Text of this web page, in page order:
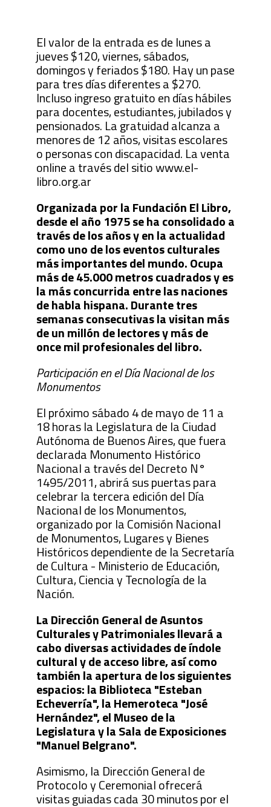
El valor de la entrada es de lunes a
jueves $120, viernes, sábados,
domingos y feriados $180. Hay un pase
para tres días diferentes a $270.
Incluso ingreso gratuito en días hábiles
para docentes, estudiantes, jubilados y
pensionados. La gratuidad alcanza a
menores de 12 años, visitas escolares
o personas con discapacidad. La venta
online a través del sitio www.el-
libro.org.ar
Organizada por la Fundación El Libro,
desde el año 1975 se ha consolidado a
través de los años y en la actualidad
como uno de los eventos culturales
más importantes del mundo. Ocupa
más de 45.000 metros cuadrados y es
la más concurrida entre las naciones
de habla hispana. Durante tres
semanas consecutivas la visitan más
de un millón de lectores y más de
once mil profesionales del libro.
Participación en el Día Nacional de los
Monumentos
El próximo sábado 4 de mayo de 11 a
18 horas la Legislatura de la Ciudad
Autónoma de Buenos Aires, que fuera
declarada Monumento Histórico
Nacional a través del Decreto N°
1495/2011, abrirá sus puertas para
celebrar la tercera edición del Día
Nacional de los Monumentos,
organizado por la Comisión Nacional
de Monumentos, Lugares y Bienes
Históricos dependiente de la Secretaría
de Cultura - Ministerio de Educación,
Cultura, Ciencia y Tecnología de la
Nación.
La Dirección General de Asuntos
Culturales y Patrimoniales llevará a
cabo diversas actividades de índole
cultural y de acceso libre, así como
también la apertura de los siguientes
espacios: la Biblioteca "Esteban
Echeverría", la Hemeroteca "José
Hernández", el Museo de la
Legislatura y la Sala de Exposiciones
"Manuel Belgrano".
Asimismo, la Dirección General de
Protocolo y Ceremonial ofrecerá
visitas guiadas cada 30 minutos por el